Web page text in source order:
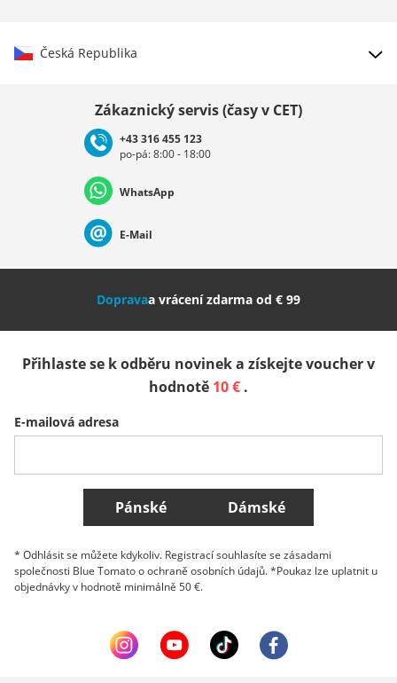
Česká Republika
Deutschland Österreich
Nederland Italia (Italiano) Italien (Deutsch)
Slovenija
Belgique (Français) Danmark Norge
Všechny země
Zákaznický servis (časy v CET)
+43 316 455 123
po-pá: 8:00 - 18:00
WhatsApp
E-Mail
Dopravaa vrácení zdarma od € 99
Přihlaste se k odběru novinek a získejte voucher v
hodnotě 10 € .
E-mailová adresa
Pánské Dámské
* Odhlásit se můžete kdykoliv. Registrací souhlasíte se zásadami
společnosti Blue Tomato o ochraně osobních údajů. *Poukaz lze uplatnit u
objednávky v hodnotě minimálně 50 €.